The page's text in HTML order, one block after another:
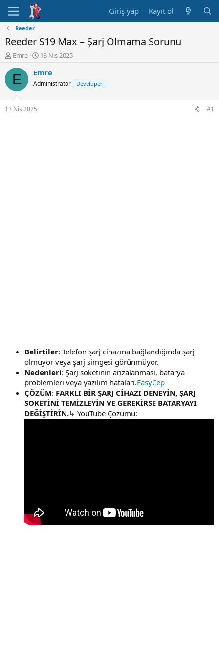
Giriş yap Kayıt ol
Reeder
Reeder S19 Max – Şarj Olmama Sorunu
K
n
u
y
u
B
a
Emre
B
ş
l
n
ı
13 Nis 2025
E Emre
Administrator Developer
13 Nis 2025 #1
Belirtiler: Telefon şarj cihazına bağlandığında şarj
olmuyor veya şarj simgesi görünmüyor.
Nedenleri: Şarj soketinin arızalanması, batarya
problemleri veya yazılım hataları.EasyCep
ÇÖZÜM: FARKLI BİR ŞARJ CİHAZI DENEYİN, ŞARJ
SOKETİNİ TEMİZLEYİN VE GEREKİRSE BATARYAYI
DEĞİŞTİRİN.↳ YouTube Çözümü: